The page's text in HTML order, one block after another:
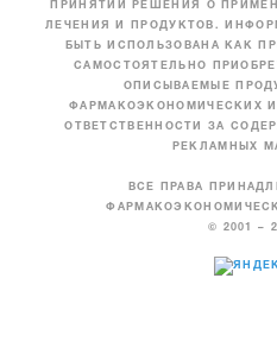
ПРИНЯТИИ РЕШЕНИЯ О
ЛЕЧЕНИЯ И ПРОДУКТОВ.
БЫТЬ ИСПОЛЬЗОВАНА КАК
САМОСТОЯТЕЛЬНО
ОПИСЫВАЕМЫЕ
ФАРМАКОЭКОНОМИЧЕСКИХ
ОТВЕТСТВЕННОСТИ ЗА
РЕКЛАМНЫХ
ВСЕ ПРАВА
© 2001 –